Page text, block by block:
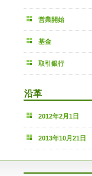
営業開始
基金
取引銀行
沿革
2012年2月1日
2013年10月21日